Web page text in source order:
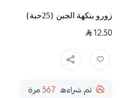
زورو بنكهة الجبن {25حبة}
12.50
تم شراءه 567مرة